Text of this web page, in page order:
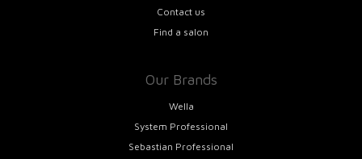
Contact us
Find a salon
Our Brands
Wella
System Professional
Sebastian Professional